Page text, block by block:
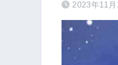
2023年11月